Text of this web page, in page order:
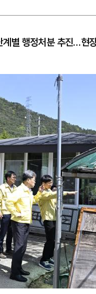
별 행정처분 추진…현